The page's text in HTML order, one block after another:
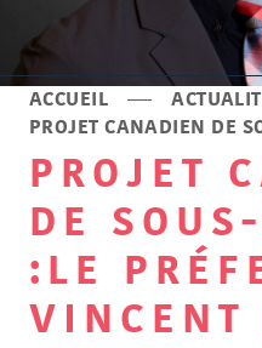
ACCUEIL
PROJET CANADIEN DE
PROJET
DE
:LE
VINCENT